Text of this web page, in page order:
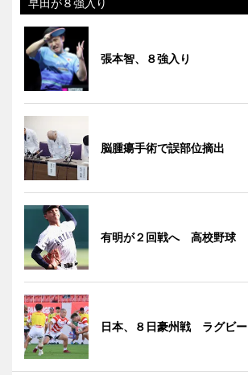
張本智、８強入り
脳腫瘍手術で誤部位摘出
有明が２回戦へ 高校野球
日本、８日豪州戦 ラグビー